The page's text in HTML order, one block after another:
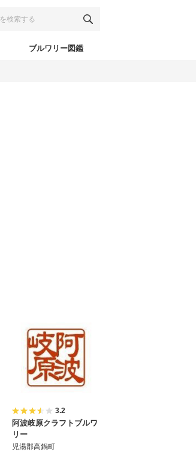
ブルワリー図鑑
3.2
阿波岐原クラフトブルワ
リー
児湯郡高鍋町